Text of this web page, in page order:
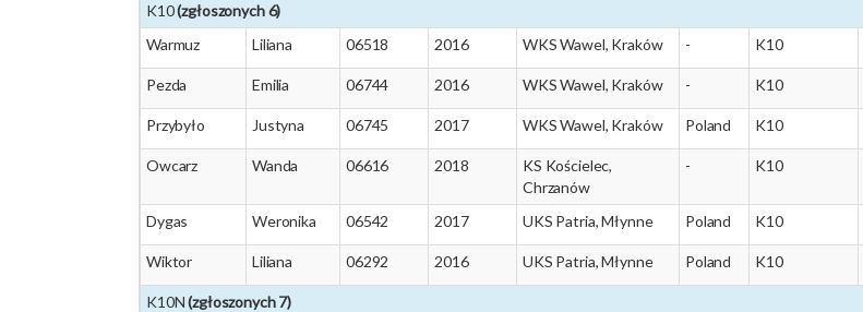
K10(zgłoszonych 6)
Warmuz
Liliana 06518 2016 WKS Wawel, Kraków - K10
Pezda Emilia 06744 2016 WKS Wawel, Kraków - K10
Przybyło Justyna 06745 2017 WKS Wawel, Kraków Poland K10
Owcarz Wanda 06616 2018
KS Kościelec,
Chrzanów
- K10
Dygas Weronika 06542 2017 UKS Patria, Młynne Poland K10
Wiktor Liliana 06292 2016 UKS Patria, Młynne Poland K10
K10N(zgłoszonych 7)